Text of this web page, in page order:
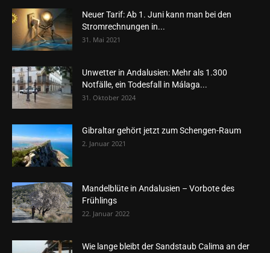
Neuer Tarif: Ab 1. Juni kann man bei den
Stromrechnungen in...
31. Mai 2021
Unwetter in Andalusien: Mehr als 1.300
Notfälle, ein Todesfall in Málaga...
31. Oktober 2024
Gibraltar gehört jetzt zum Schengen-Raum
2. Januar 2021
Mandelblüte in Andalusien – Vorbote des
Frühlings
22. Januar 2022
Wie lange bleibt der Sandstaub Calima an der